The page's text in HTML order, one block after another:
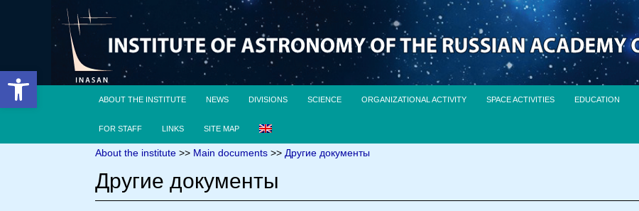
Open toolbar
ABOUT THE INSTITUTE NEWS DIVISIONS SCIENCE ORGANIZATIONAL ACTIVITY SPACE ACTIVITIES EDUCATION
FOR STAFF LINKS SITE MAP
About the institute >> Main documents >> Другие документы
Другие документы